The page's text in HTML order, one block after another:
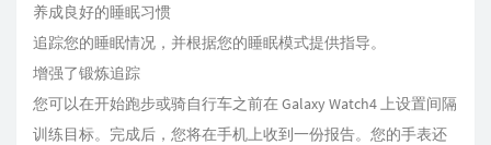
养成良好的睡眠习惯
追踪您的睡眠情况，并根据您的睡眠模式提供指导。
增强了锻炼追踪
您可以在开始跑步或骑自行车之前在 Galaxy Watch4 上设置间隔
训练目标。完成后，您将在手机上收到一份报告。您的手表还